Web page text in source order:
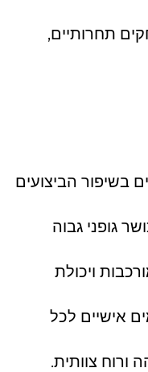
תחרותיים,
בשיפור הביצועים
גופני גבוה
ויכולת
אישיים לכל
ורוח צוותית.